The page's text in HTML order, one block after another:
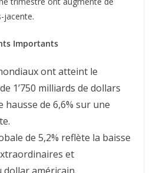
jacente.
Importants
ont atteint le
1’750 milliards de dollars
hausse de 6,6% sur une
de 5,2% reflète la baisse
et